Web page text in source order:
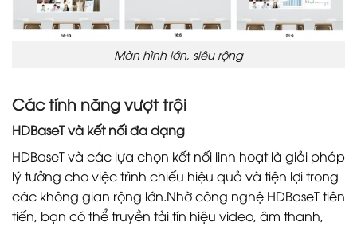
Màn hình lớn, siêu rộng
Các tính năng vượt trội
HDBaseT và kết nối đa dạng
HDBaseT và các lựa chọn kết nối linh hoạt là giải pháp
lý tưởng cho việc trình chiếu hiệu quả và tiện lợi trong
các không gian rộng lớn.Nhờ công nghệ HDBaseT tiên
tiến, bạn có thể truyền tải tín hiệu video, âm thanh,